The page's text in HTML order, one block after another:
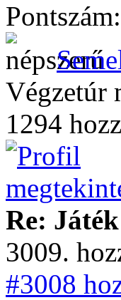
Pontszám:
Végzetúr
1294
Re:
3009.
#3008